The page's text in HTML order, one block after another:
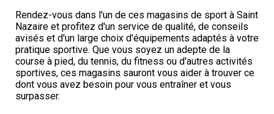
Rendez-vous dans l'un de ces magasins de sport à Saint
Nazaire et profitez d'un service de qualité, de conseils
avisés et d'un large choix d'équipements adaptés à votre
pratique sportive. Que vous soyez un adepte de la
course à pied, du tennis, du fitness ou d'autres activités
sportives, ces magasins sauront vous aider à trouver ce
dont vous avez besoin pour vous entraîner et vous
surpasser.